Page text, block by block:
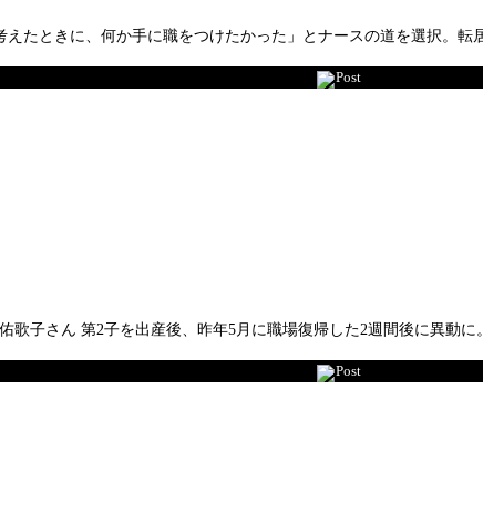
たときに、何か手に職をつけたかった」とナースの道を選択。
Post
歌子さん 第2子を出産後、昨年5月に職場復帰した2週間後に異動
Post